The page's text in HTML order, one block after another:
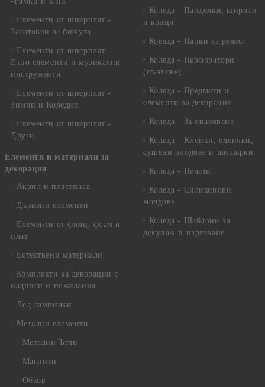
Елементи от шперплат -
Заготовки за бижута
Елементи от шперплат -
Етно елементи и музикални
инструменти
Елементи от шперплат -
Зимни и Коледни
Елементи от шперплат -
Други
Елементи и материали за
декорация
Акрил и пластмаса
Дървени елементи
Елементи от филц, фоам и
плат
Естествени материали
Комплекти за декорации с
надписи и пожелания
Лед лампички
Метални елементи
Метални Ъгли
Магнити
Обков
Коледа - Панделки, ширити
и конци
Коелда - Папки за релеф
Коледа - Перфоратори
(пънчове)
Коледа - Предмети и
елементи за декорация
Коледа - За опаковане
Коледа - Kлонки, елхички,
сушени плодове и шишарки
Коледа - Печати
Коледа - Силиконови
молдове
Коледа - Шаблони за
декупаж и изрязване